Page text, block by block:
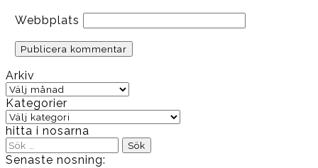
Webbplats
Arkiv
Arkiv
Kategorier
Kategorier
hitta i nosarna
Sök
efter:
Senaste nosning: